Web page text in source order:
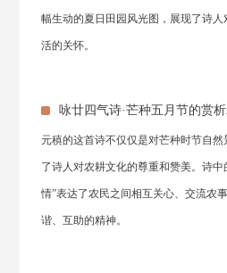
幅生动的夏日田园风光图，展现了诗
活的关怀。
咏廿四气诗·芒种五月节的赏
元稹的这首诗不仅仅是对芒种时节自
了诗人对农耕文化的尊重和赞美。诗中
情”表达了农民之间相互关心、交流农
谐、互助的精神。